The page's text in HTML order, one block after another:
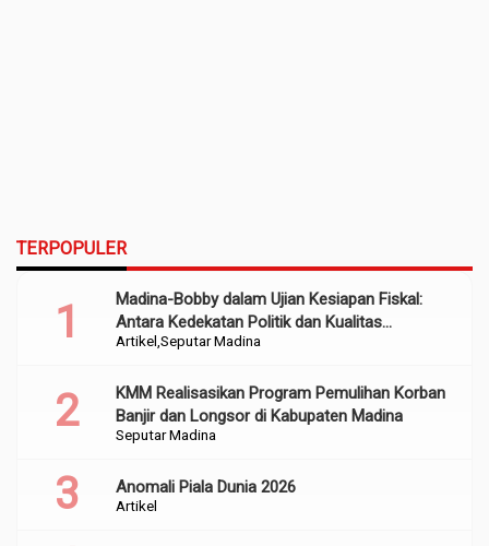
TERPOPULER
Artikel Seputar Madina
Madina-Bobby dalam Ujian Kesiapan Fiskal:
Antara Kedekatan Politik dan Kualitas
Perencanaan
Seputar Madina
KMM Realisasikan Program Pemulihan Korban
Banjir dan Longsor di Kabupaten Madina
Artikel
Anomali Piala Dunia 2026